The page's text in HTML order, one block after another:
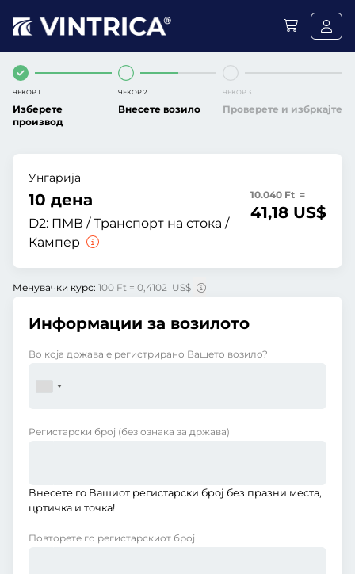
ЧЕКОР 1
Изберете
производ
ЧЕКОР 2
Внесете возило
ЧЕКОР 3
Проверете и избркајте
Унгарија
10 дена
D2: ПМВ / Транспорт на стока /
Кампер
10.040 Ft =
41,18 US$
Менувачки курс: 100 Ft = 0,4102 US$
Информации за возилото
Во која држава е регистрирано Вашето возило?
Регистарски број (без ознака за држава)
Внесете го Вашиот регистарски број без празни места,
цртичка и точка!
Повторете го регистарскиот број